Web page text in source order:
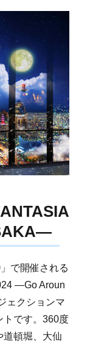
で開催される
―Go Aroun
ェクションマ
トです。360度
道頓堀、大仙